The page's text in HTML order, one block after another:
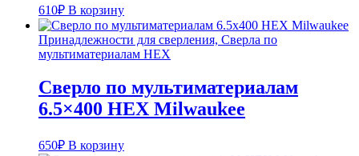
610₽ В корзину
Принадлежности для сверления, Сверла по
мультиматериалам HEX
Сверло по мультиматериалам
6.5×400 HEX Milwaukee
650₽ В корзину